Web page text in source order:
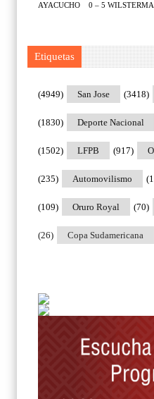
AYACUCHO 0 – 5
Etiquetas
San Jose
(4949) (3418)
Deporte Nacional
(1830)
LFPB
(1502) (917)
Automovilismo
(235)
Oruro Royal
(109) (70)
Copa Sudamericana
(26)